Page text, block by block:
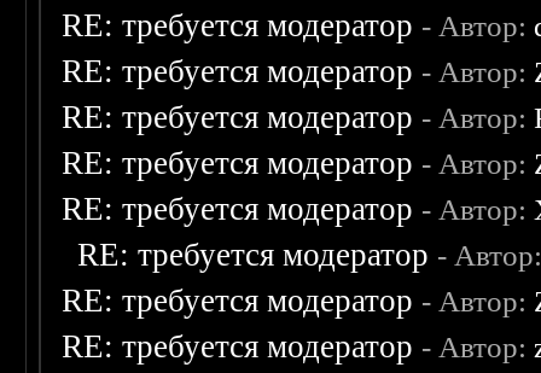
RE: требуется модератор - Автор:
RE: требуется модератор - Автор:
RE: требуется модератор - Автор:
RE: требуется модератор - Автор:
RE: требуется модератор - Автор:
RE: требуется модератор -
RE: требуется модератор - Автор:
RE: требуется модератор - Автор: